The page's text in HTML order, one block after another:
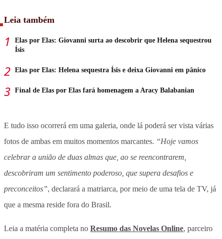
Leia também
Elas por Elas: Giovanni surta ao descobrir que Helena sequestrou
Ísis
Elas por Elas: Helena sequestra Ísis e deixa Giovanni em pânico
Final de Elas por Elas fará homenagem a Aracy Balabanian
E tudo isso ocorrerá em uma galeria, onde lá poderá ser vista várias
fotos de ambas em muitos momentos marcantes. “Hoje vamos
celebrar a união de duas almas que, ao se reencontrarem,
descobriram um sentimento poderoso, que supera desafios e
preconceitos”, declarará a matriarca, por meio de uma tela de TV, já
que a mesma reside fora do Brasil.
Leia a matéria completa no Resumo das Novelas Online, parceiro